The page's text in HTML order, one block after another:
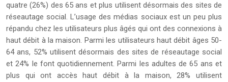
quatre (26%) des 65 ans et plus utilisent désormais des sites de
réseautage social. L’usage des médias sociaux est un peu plus
répandu chez les utilisateurs plus âgés qui ont des connexions à
haut débit à la maison. Parmi les utilisateurs haut débit âges 50-
64 ans, 52% utilisent désormais des sites de réseautage social
et 24% le font quotidiennement. Parmi les adultes de 65 ans et
plus qui ont accès haut débit à la maison, 28% utilisent